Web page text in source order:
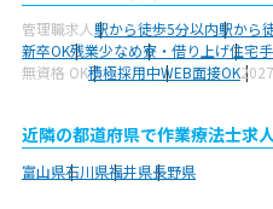
管理職求人駅から徒歩5分以内駅から
新卒OK残業少なめ寮・借り上げ住宅
無資格 OK積極採用中WEB面接OK
近隣の都道府県で作業療法士求
富山県石川県福井県長野県